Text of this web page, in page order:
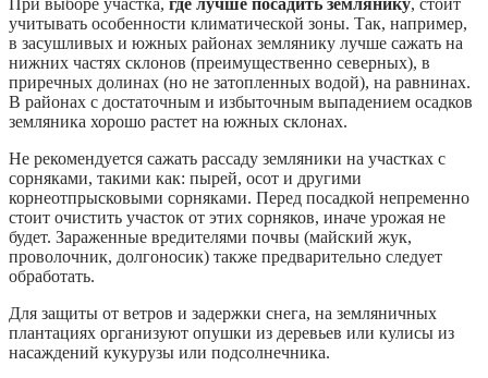
учитывать особенности климатической зоны. Так, например,
в засушливых и южных районах землянику лучше сажать на
нижних частях склонов (преимущественно северных), в
приречных долинах (но не затопленных водой), на равнинах.
В районах с достаточным и избыточным выпадением осадков
земляника хорошо растет на южных склонах.
Не рекомендуется сажать рассаду земляники на участках с
сорняками, такими как: пырей, осот и другими
корнеотпрысковыми сорняками. Перед посадкой непременно
стоит очистить участок от этих сорняков, иначе урожая не
будет. Зараженные вредителями почвы (майский жук,
проволочник, долгоносик) также предварительно следует
обработать.
Для защиты от ветров и задержки снега, на земляничных
плантациях организуют опушки из деревьев или кулисы из
насаждений кукурузы или подсолнечника.